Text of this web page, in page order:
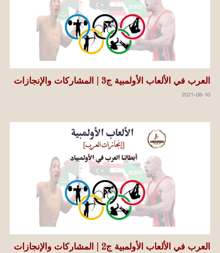
العرب في الألعاب الأولمبية ج3 | المشاركات والإنجازات
2021-08-10
العرب في الألعاب الأولمبية ج2 | المشاركات والإنجازات